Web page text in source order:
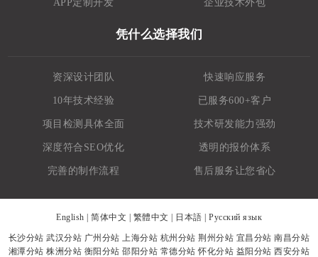
APP定制开发 企业技术外包
凭什么选择我们
资深设计团队 快速响应服务
10年技术经验 已服务600+客户
项目检测具体全面 技术研发能力强劲
深度符合SEO优化 透明的报价体系
完善的制作流程 售后服务让您省心
English 简体中文 繁體中文 日本語 Русский язык
长沙分站 武汉分站 广州分站 上海分站 杭州分站 荆州分站 宜昌分站 南昌分站
湘潭分站 株洲分站 衡阳分站 邵阳分站 常德分站 怀化分站 益阳分站 西安分站